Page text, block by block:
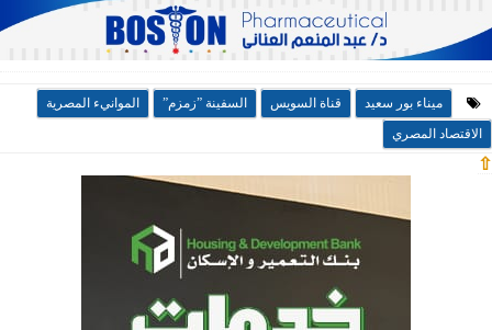
ميناء بور سعيد قناة السويس السفينة ”زمزم”
الموانيء المصرية
الاقتصاد المصري
⇧